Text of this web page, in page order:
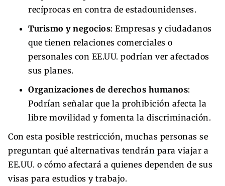
recíprocas en contra de estadounidenses.
Turismo y negocios: Empresas y ciudadanos
que tienen relaciones comerciales o
personales con EE.UU. podrían ver afectados
sus planes.
Organizaciones de derechos humanos:
Podrían señalar que la prohibición afecta la
libre movilidad y fomenta la discriminación.
Con esta posible restricción, muchas personas se
preguntan qué alternativas tendrán para viajar a
EE.UU. o cómo afectará a quienes dependen de sus
visas para estudios y trabajo.